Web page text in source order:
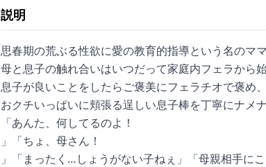
説明
思春期の荒ぶる性欲に愛の教育的指導という名のマ
母と息子の触れ合いはいつだって家庭内フェラから
息子が良いことをしたらご褒美にフェラチオで褒め
おクチいっぱいに頬張る逞しい息子棒を丁寧にナメ
「あんた、何してるのよ！
」「ちょ、母さん！
」「まったく…しょうがない子ねぇ」「母親相手に